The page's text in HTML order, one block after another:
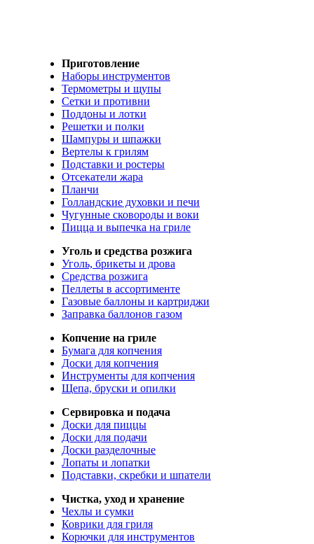
Приготовление
Наборы инструментов
Термометры и щупы
Сетки и противни
Поддоны и лотки
Решетки и полки
Шампуры и шпажки
Вертелы к грилям
Подставки и ростеры
Отсекатели жара
Планчи
Голландские духовки и печи
Чугунные сковороды и воки
Пицца и выпечка на гриле
Уголь и средства розжига
Уголь, брикеты и дрова
Средства розжига
Пеллеты в ассортименте
Газовые баллоны и картриджи
Заправка баллонов газом
Копчение на гриле
Бумага для копчения
Доски для копчения
Инструменты для копчения
Щепа, бруски и опилки
Сервировка и подача
Доски для пиццы
Доски для подачи
Доски разделочные
Лопаты и лопатки
Подставки, скребки и шпатели
Чистка, уход и хранение
Чехлы и сумки
Коврики для гриля
Корючки для инструментов